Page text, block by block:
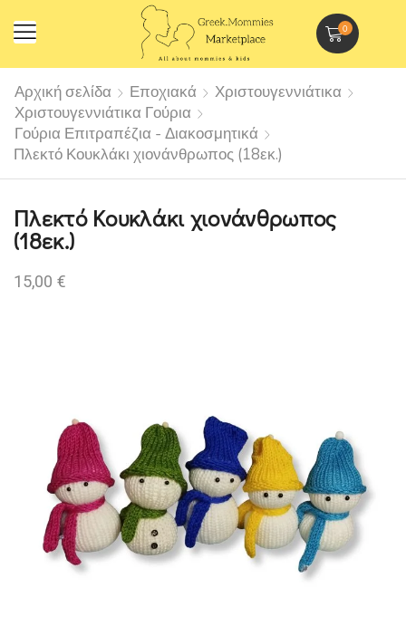
0
Αρχική σελίδα Εποχιακά
Χριστουγεννιάτικα
Χριστουγεννιάτικα Γούρια
Γούρια Επιτραπέζια - Διακοσμητικά
Πλεκτό Κουκλάκι χιονάνθρωπος (18εκ.)
Πλεκτό Κουκλάκι χιονάνθρωπος
(18εκ.)
15,00 €